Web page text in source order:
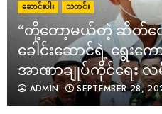
ဆောင်းပါး သတင်း
“တို့တော့မယ်တဲ့ ဆိတ်တ
ခေါင်းဆောင်ရဲ့ ရွေးက
အာဏာချုပ်ကိုင်ရေး လမ်
ADMIN SEPTEMBER 28,
1
အမ်းတွင် စစ်တပ်
ကြောင့် ပြည်သူ ၂
ADMIN
ကျန်းမာရေးအရ
ဘယ်လို သောက်